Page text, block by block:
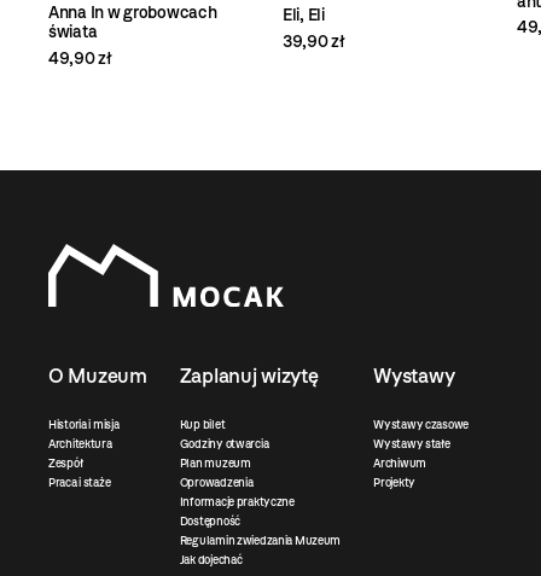
Anna In w grobowcach
świata
49,90 zł
Eli, Eli
39,90 zł
O Muzeum
Historia i misja
Architektura
Zespół
Praca i staże
Zaplanuj wizytę
Kup bilet
Godziny otwarcia
Plan muzeum
Oprowadzenia
Informacje praktyczne
Dostępność
Regulamin zwiedzania Muzeum
Jak dojechać
Wystawy
Wystawy czasowe
Wystawy stałe
Archiwum
Projekty